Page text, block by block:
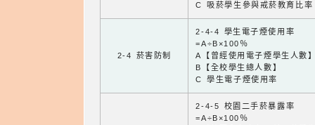
C 吸菸學生參與戒菸教育比率
2-4 菸害防制
2-4-4 學生電子煙使用率
=A÷B×100％
A【曾經使用電子煙學生人數
B【全校學生總人數】
C 學生電子煙使用率
2-4-5 校園二手菸暴露率
=A÷B×100％